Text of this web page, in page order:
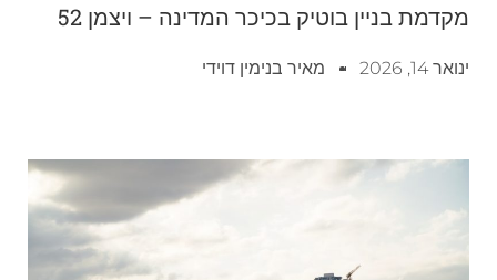
מקדמת בניין בוטיק בכיכר המדינה – ויצמן 52
ינואר 14, 2026 מאיר בנימין דוידי